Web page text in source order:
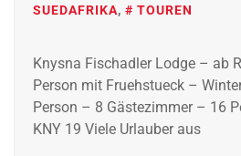
SUEDAFRIKA, TOUREN
Knysna Fischadler Lodge – ab
Person mit Fruehstueck –
Person – 8 Gästezimmer – 16
KNY 19 Viele Urlauber aus